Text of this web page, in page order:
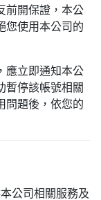
前開保證，本公
您使用本公司的
應立即通知本公
暫停該帳號相關
問題後，依您的
公司相關服務及